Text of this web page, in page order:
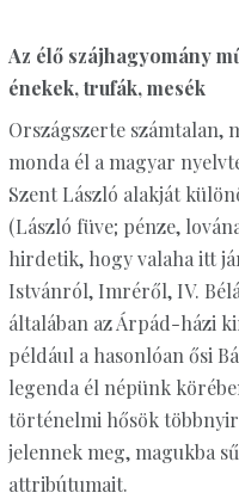
Az élő szájhagyomány
énekek, trufák, mesék
Országszerte számtalan,
monda él a magyar
Szent László alakját
(László füve; pénze,
hirdetik, hogy valaha itt
Istvánról, Imréről, IV.
általában az Árpád-házi
például a hasonlóan ősi
legenda él népünk
történelmi hősök
jelennek meg, magukba
attribútumait.